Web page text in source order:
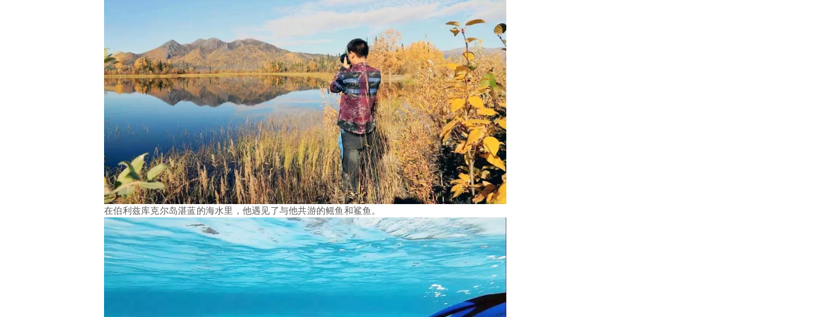
在伯利兹库克尔岛湛蓝的海水里，他遇见了与他共游的鳐鱼和鲨鱼。